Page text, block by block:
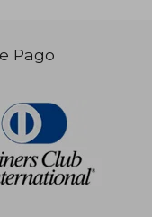
dcto.
Pago